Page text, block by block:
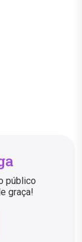
público
graça!